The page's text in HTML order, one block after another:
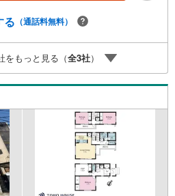
渡はできません。ご案内・詳細な資料
す！■頭金0円からのご購入可能です■
軽にお問い合わせください。
る （通話料無料）
をもっと見る（全3社）